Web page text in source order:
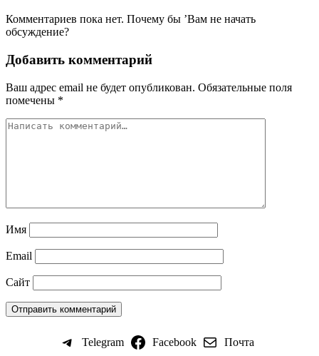
Комментариев пока нет. Почему бы ’Вам не начать
обсуждение?
Добавить комментарий
Ваш адрес email не будет опубликован. Обязательные поля
помечены *
Имя
Email
Сайт
Telegram Facebook Почта